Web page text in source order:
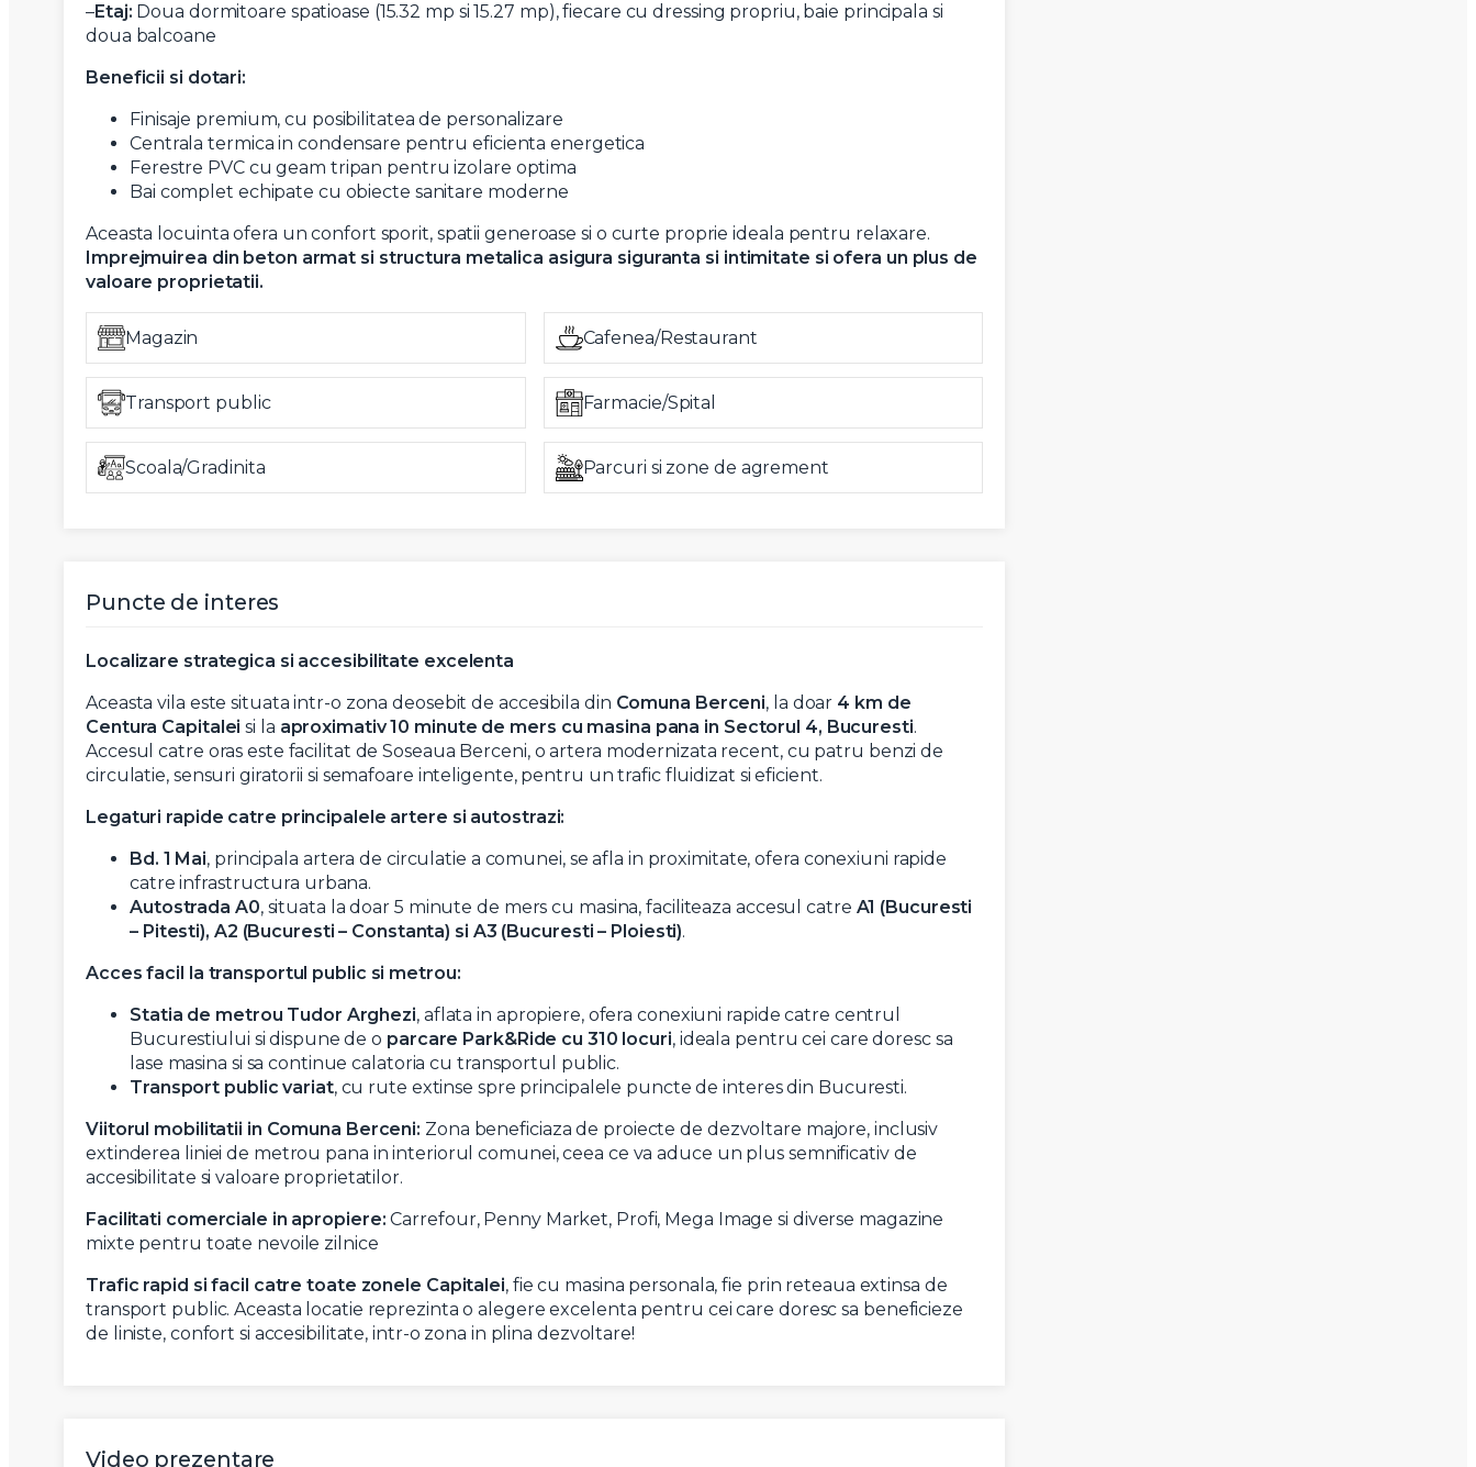
–Etaj: Doua dormitoare spatioase (15.32 mp si 15.27 mp), fiecare cu dressing propriu, baie principala si
doua balcoane
Beneficii si dotari:
Finisaje premium, cu posibilitatea de personalizare
Centrala termica in condensare pentru eficienta energetica
Ferestre PVC cu geam tripan pentru izolare optima
Bai complet echipate cu obiecte sanitare moderne
Aceasta locuinta ofera un confort sporit, spatii generoase si o curte proprie ideala pentru relaxare.
Imprejmuirea din beton armat si structura metalica asigura siguranta si intimitate si ofera un plus de
valoare proprietatii.
Magazin
Transport public
Scoala/Gradinita
Cafenea/Restaurant
Farmacie/Spital
Parcuri si zone de agrement
Puncte de interes
Localizare strategica si accesibilitate excelenta
Aceasta vila este situata intr-o zona deosebit de accesibila din Comuna Berceni, la doar 4 km de
Centura Capitalei si la aproximativ 10 minute de mers cu masina pana in Sectorul 4, Bucuresti.
Accesul catre oras este facilitat de Soseaua Berceni, o artera modernizata recent, cu patru benzi de
circulatie, sensuri giratorii si semafoare inteligente, pentru un trafic fluidizat si eficient.
Legaturi rapide catre principalele artere si autostrazi:
Bd. 1 Mai, principala artera de circulatie a comunei, se afla in proximitate, ofera conexiuni rapide
catre infrastructura urbana.
Autostrada A0, situata la doar 5 minute de mers cu masina, faciliteaza accesul catre A1 (Bucuresti
– Pitesti), A2 (Bucuresti – Constanta) si A3 (Bucuresti – Ploiesti).
Acces facil la transportul public si metrou:
Statia de metrou Tudor Arghezi, aflata in apropiere, ofera conexiuni rapide catre centrul
Bucurestiului si dispune de o parcare Park&Ride cu 310 locuri, ideala pentru cei care doresc sa
lase masina si sa continue calatoria cu transportul public.
Transport public variat, cu rute extinse spre principalele puncte de interes din Bucuresti.
Viitorul mobilitatii in Comuna Berceni: Zona beneficiaza de proiecte de dezvoltare majore, inclusiv
extinderea liniei de metrou pana in interiorul comunei, ceea ce va aduce un plus semnificativ de
accesibilitate si valoare proprietatilor.
Facilitati comerciale in apropiere:Carrefour, Penny Market, Profi, Mega Image si diverse magazine
mixte pentru toate nevoile zilnice
Trafic rapid si facil catre toate zonele Capitalei, fie cu masina personala, fie prin reteaua extinsa de
transport public. Aceasta locatie reprezinta o alegere excelenta pentru cei care doresc sa beneficieze
de liniste, confort si accesibilitate, intr-o zona in plina dezvoltare!
Video prezentare
Mesaj
Am citit si sunt de acord cu
Sunt de acord cu prelucrarea datelor cu caracter personal